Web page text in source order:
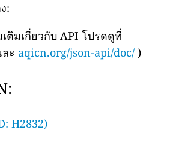
:
ติมเกี่ยวกับ API โปรดดูที่
ะ aqicn.org/json-api/doc/ )
H2832)